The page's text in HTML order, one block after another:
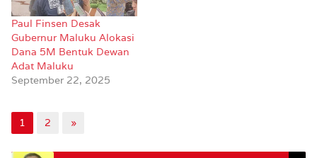
Paul Finsen Desak
Gubernur Maluku Alokasi
Dana 5M Bentuk Dewan
Adat Maluku
September 22, 2025
1 2 »